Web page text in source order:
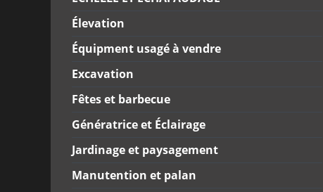
Élevation
Équipment usagé à vendre
Excavation
Fêtes et barbecue
Génératrice et Éclairage
Jardinage et paysagement
Manutention et palan